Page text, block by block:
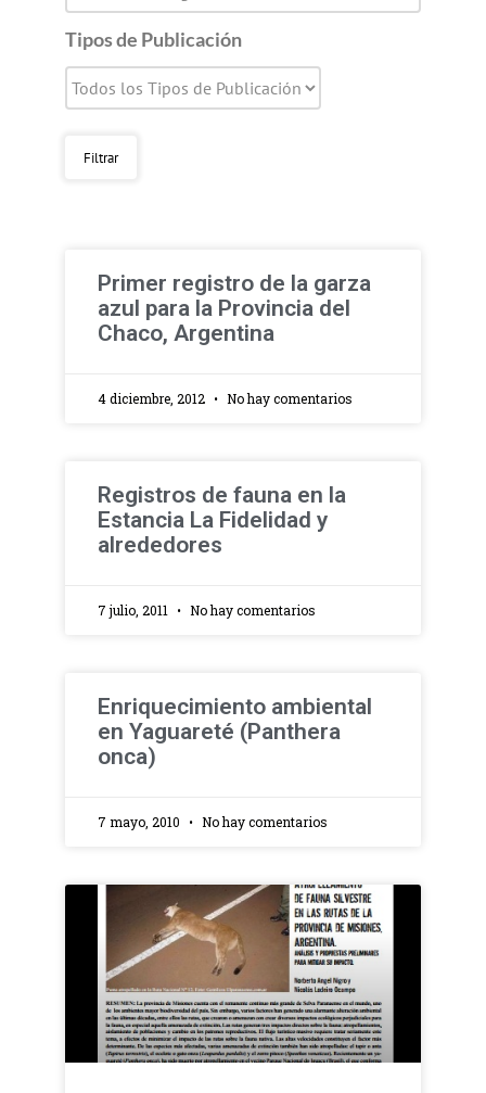
Tipos de Publicación
Primer registro de la garza
azul para la Provincia del
Chaco, Argentina
4 diciembre, 2012 No hay comentarios
Registros de fauna en la
Estancia La Fidelidad y
alrededores
7 julio, 2011 No hay comentarios
Enriquecimiento ambiental
en Yaguareté (Panthera
onca)
7 mayo, 2010 No hay comentarios